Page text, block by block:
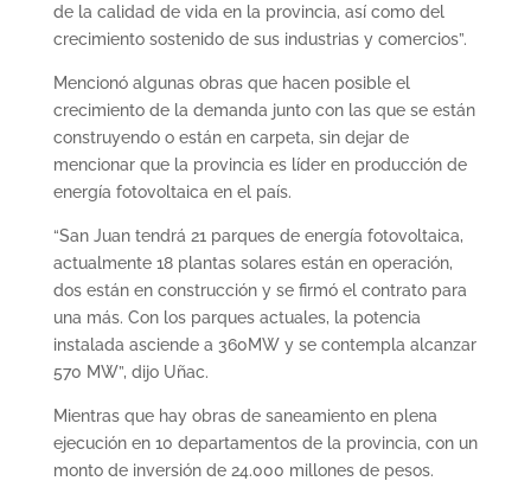
de la calidad de vida en la provincia, así como del
crecimiento sostenido de sus industrias y comercios”.
Mencionó algunas obras que hacen posible el
crecimiento de la demanda junto con las que se están
construyendo o están en carpeta, sin dejar de
mencionar que la provincia es líder en producción de
energía fotovoltaica en el país.
“San Juan tendrá 21 parques de energía fotovoltaica,
actualmente 18 plantas solares están en operación,
dos están en construcción y se firmó el contrato para
una más. Con los parques actuales, la potencia
instalada asciende a 360MW y se contempla alcanzar
570 MW”, dijo Uñac.
Mientras que hay obras de saneamiento en plena
ejecución en 10 departamentos de la provincia, con un
monto de inversión de 24.000 millones de pesos.